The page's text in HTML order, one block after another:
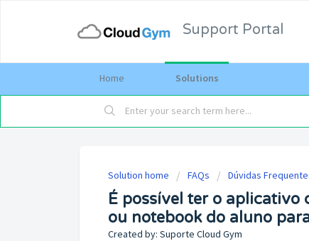
Support Portal
Home Solutions
Solution home FAQs Dúvidas
É possível ter o
ou notebook do aluno
Created by: Suporte Cloud Gym